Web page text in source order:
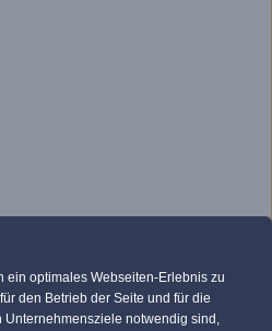
ein optimales Webseiten-Erlebnis zu
den Betrieb der Seite und für die
notwendig sind,